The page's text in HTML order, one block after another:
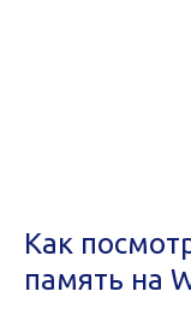
Как
память на